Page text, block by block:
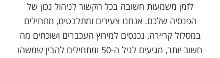
לזמן משמעות חשובה בכל הקשור לניהול נכון של
הפנסיה שלכם. אנחנו צעירים ומתלבטים, מתחילים
במסלול קריירה, נכנסים למירוץ העכברים ושוכחים מה
חשוב יותר, מגיעים לגיל ה-50 ומתחילים להבין שמשהו